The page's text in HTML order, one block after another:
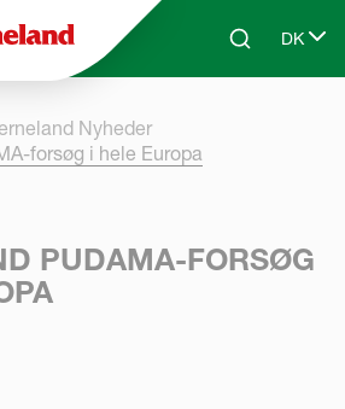
Skip to main contentSearchDK
Select
Nyheder
forsøg i hele Europa
PUDAMA-FORSØG